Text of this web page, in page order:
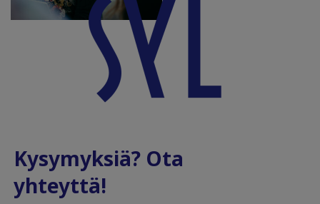
Kysymyksiä? Ota
yhteyttä!